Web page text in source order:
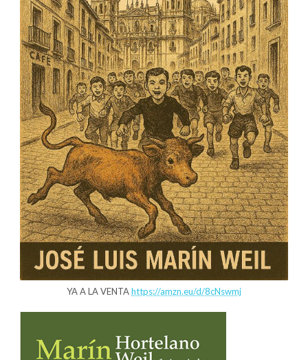
YA A LA VENTAhttps://amzn.eu/d/8cNswmj